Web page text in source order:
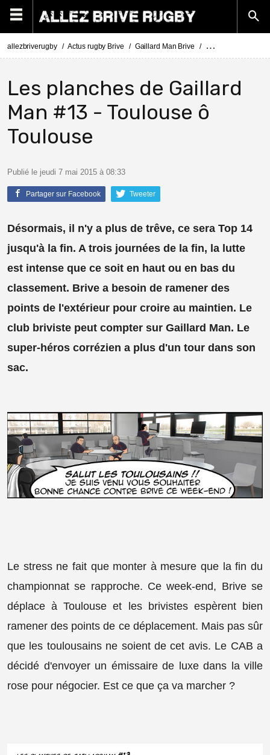
allezbriverugby Actus rugby Brive Gaillard Man Brive Les planches de
Les planches de Gaillard
Man #13 - Toulouse ô
Toulouse
Publié le jeudi 7 mai 2015 à 08:33
Partager sur Facebook Tweeter
Désormais, il n'y a plus de trêve, ce sera Top 14
jusqu'à la fin. A trois journées de la fin, la lutte
est intense que ce soit en haut ou en bas du
classement. Brive a besoin de ramener des
points de l'extérieur pour croire au maintien. Le
club briviste peut compter sur Gaillard Man. Le
super-héros corrézien a plus d'un tour dans son
sac.
Le stress ne fait que monter à mesure que la fin du
championnat se rapproche. Ce week-end, Brive se
déplace à Toulouse et les brivistes espèrent bien
ramener des points de ce déplacement. Mais pas sûr
que les toulousains ne soient de cet avis. Le CAB a
décidé d'envoyer un émissaire de luxe dans la ville
rose pour négocier. Est ce que ça va marcher ?